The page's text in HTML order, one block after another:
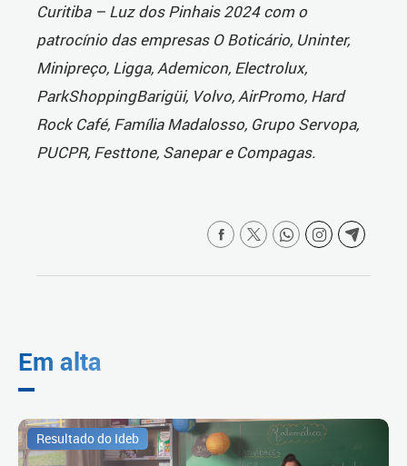
Curitiba – Luz dos Pinhais 2024 com o
patrocínio das empresas O Boticário, Uninter,
Minipreço, Ligga, Ademicon, Electrolux,
ParkShoppingBarigüi, Volvo, AirPromo, Hard
Rock Café, Família Madalosso, Grupo Servopa,
PUCPR, Festtone, Sanepar e Compagas.
Em alta
Resultado do Ideb